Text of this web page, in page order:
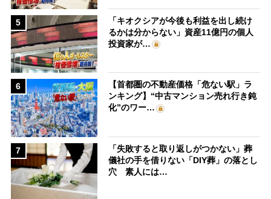
5
「キオクシアが今後も利益を出し続け
るかは分からない」資産11億円の個人
投資家が…
6
【首都圏の不動産価格「危ない駅」ラ
ンキング】“中古マンション売れ行き鈍
化”のワー…
7
「失敗すると取り返しがつかない」葬
儀社の手を借りない「DIY葬」の落とし
穴 素人には…